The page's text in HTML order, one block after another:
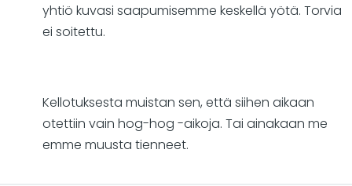
yhtiö kuvasi saapumisemme keskellä yötä. Torvia
ei soitettu.
Kellotuksesta muistan sen, että siihen aikaan
otettiin vain hog-hog -aikoja. Tai ainakaan me
emme muusta tienneet.